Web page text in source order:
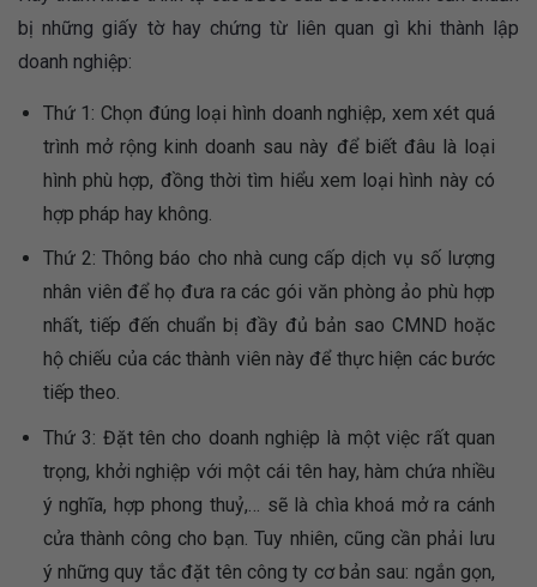
bị những giấy tờ hay chứng từ liên quan gì khi thành lập
doanh nghiệp:
Thứ 1: Chọn đúng loại hình doanh nghiệp, xem xét quá
trình mở rộng kinh doanh sau này để biết đâu là loại
hình phù hợp, đồng thời tìm hiểu xem loại hình này có
hợp pháp hay không.
Thứ 2: Thông báo cho nhà cung cấp dịch vụ số lượng
nhân viên để họ đưa ra các gói văn phòng ảo phù hợp
nhất, tiếp đến chuẩn bị đầy đủ bản sao CMND hoặc
hộ chiếu của các thành viên này để thực hiện các bước
tiếp theo.
Thứ 3: Đặt tên cho doanh nghiệp là một việc rất quan
trọng, khởi nghiệp với một cái tên hay, hàm chứa nhiều
ý nghĩa, hợp phong thuỷ,… sẽ là chìa khoá mở ra cánh
cửa thành công cho bạn. Tuy nhiên, cũng cần phải lưu
ý những quy tắc đặt tên công ty cơ bản sau: ngắn gọn,